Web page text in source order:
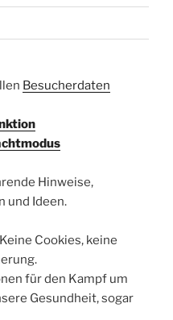
Besucherdaten
Hinweise,
und Ideen.
Cookies, keine
für den Kampf um
Gesundheit, sogar